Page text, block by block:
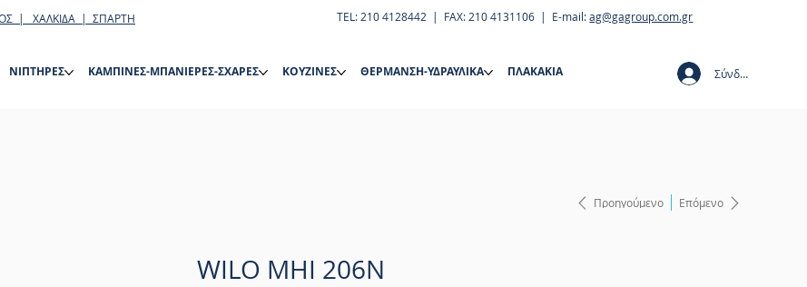
| ΧΑΛΚΙΔΑ | ΣΠΑΡΤΗ TEL: 210 4128442 | FAX: 210 4131106 | E-mail:ag@gagroup.com.gr
ΝΙΠΤΗΡΕΣ ΚΑΜΠΙΝΕΣ-ΜΠΑΝΙΕΡΕΣ-ΣΧΑΡΕΣ ΚΟΥΖΙΝΕΣ ΘΕΡΜΑΝΣΗ-ΥΔΡΑΥΛΙΚΑ ΠΛΑΚΑΚΙΑ Σύνδεση
Προηγούμενο Επόμενο
WILO MHI 206N